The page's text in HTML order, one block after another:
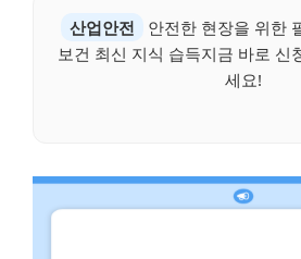
산업안전
안전한 현장을 위한
보건 최신 지식 습득지금 바로 신
세요!